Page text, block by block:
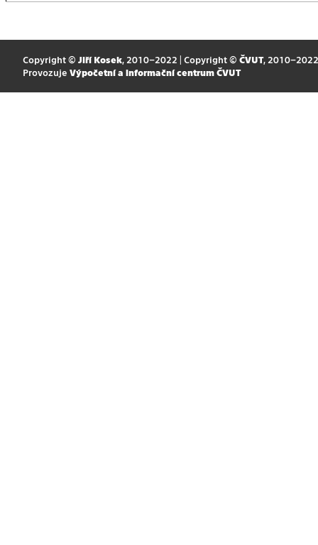
Copyright © Jiří Kosek, 2010–2022 | Copyright © ČVUT, 2010–2022
Provozuje Výpočetní a informační centrum ČVUT